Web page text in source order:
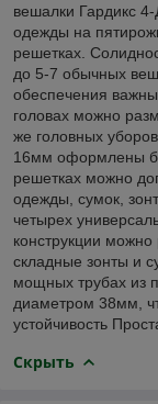
вешалки Гардикс
одежды на
решетках.
до 5-7 обычных
обеспечения
головах можно
же головных
16мм оформлены
решетках можно
одежды, сумок,
четырех
конструкции можно
складные зонты и
мощных трубах из
диаметром 38мм,
устойчивость
Скрыть